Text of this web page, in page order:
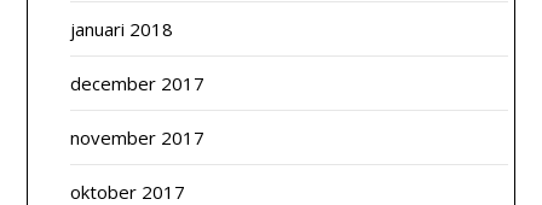
januari 2018
december 2017
november 2017
oktober 2017